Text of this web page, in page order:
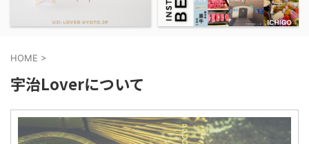
HOME >
宇治Loverについて